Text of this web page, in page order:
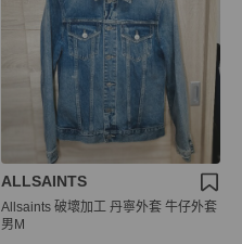
ALLSAINTS
Allsaints 破壞加工 丹寧外套 牛仔外套
男M